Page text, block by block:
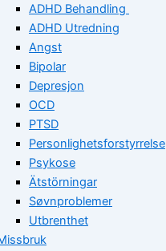
ADHD Behandling
ADHD Utredning
Angst
Bipolar
Depresjon
OCD
PTSD
Personlighetsforstyrrelse
Psykose
Ätstörningar
Søvnproblemer
Utbrenthet